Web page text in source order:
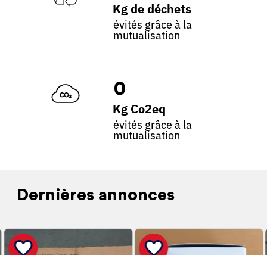
Kg de déchets
évités grâce à la
mutualisation
0
Kg Co2eq
évités grâce à la
mutualisation
Dernières annonces